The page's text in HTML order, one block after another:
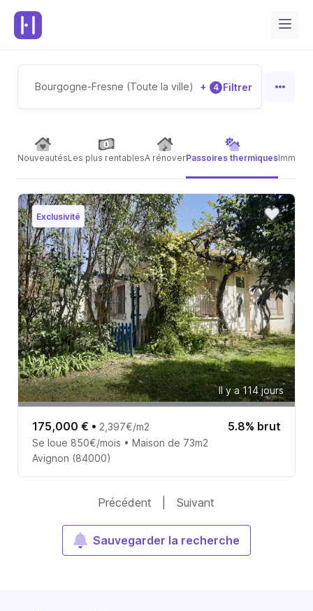
Bourgogne-Fresne (Toute la ville) + 4 Filtrer
NouveautésLes plus rentablesA rénoverPassoires thermiques
Exclusivité
Il y a 114 jours
175,000 € • 2,397€/m2 5.8% brut
Se loue 850€/mois • Maison de 73m2
Avignon (84000)
Précédent Suivant
Sauvegarder la recherche